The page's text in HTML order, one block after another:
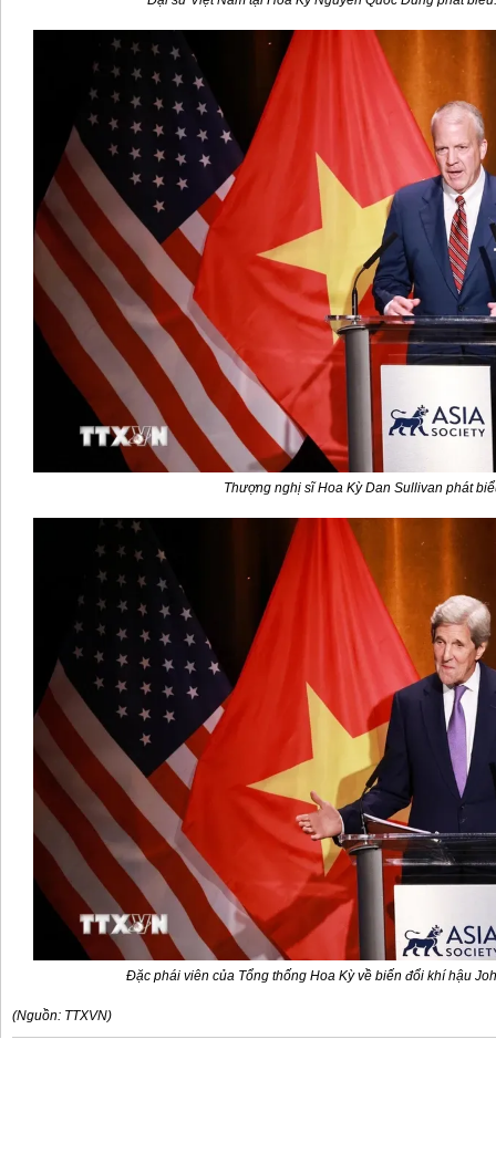
Thượng nghị sĩ Hoa Kỳ Dan Sullivan phát
Đặc phái viên của Tổng thống Hoa Kỳ về biến đổi khí hậu
(Nguồn: TTXVN)